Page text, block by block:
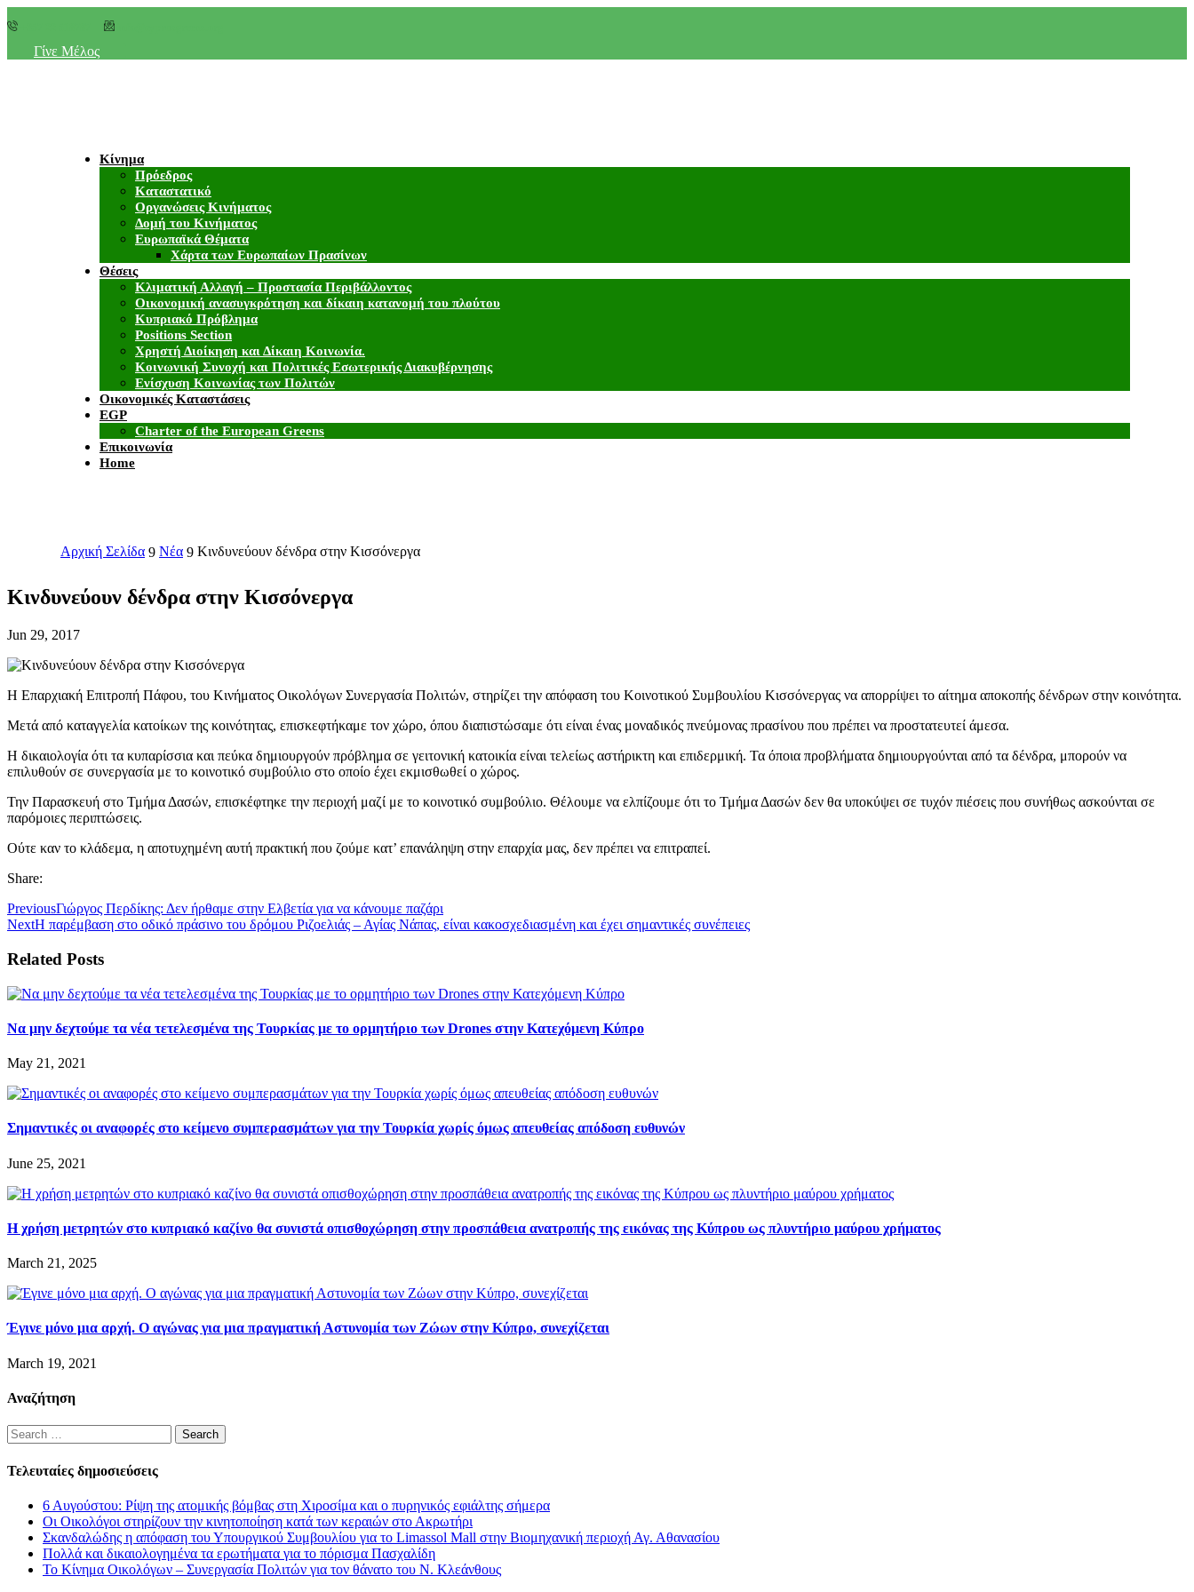
Γίνε Μέλος
Κίνημα
Πρόεδρος
Καταστατικό
Οργανώσεις Κινήματος
Δομή του Κινήματος
Ευρωπαϊκά Θέματα
Χάρτα των Ευρωπαίων Πρασίνων
Θέσεις
Κλιματική Αλλαγή – Προστασία Περιβάλλοντος
Οικονομική ανασυγκρότηση και δίκαιη κατανομή του πλούτου
Κυπριακό Πρόβλημα
Positions Section
Χρηστή Διοίκηση και Δίκαιη Κοινωνία.
Κοινωνική Συνοχή και Πολιτικές Εσωτερικής Διακυβέρνησης
Ενίσχυση Κοινωνίας των Πολιτών
Οικονομικές Καταστάσεις
EGP
Charter of the European Greens
Επικοινωνία
Home
Αρχική Σελίδα 9 Νέα 9 Κινδυνεύουν δένδρα στην Κισσόνεργα
Κινδυνεύουν δένδρα στην Κισσόνεργα
Jun 29, 2017
Η Επαρχιακή Επιτροπή Πάφου, του Κινήματος Οικολόγων Συνεργασία Πολιτών, στηρίζει την απόφαση του Κοινοτικού Συμβουλίου Κισσόνεργας να απορρίψει το αίτημα αποκοπής δένδρων στην κοινότητα.
Μετά από καταγγελία κατοίκων της κοινότητας, επισκεφτήκαμε τον χώρο, όπου διαπιστώσαμε ότι είναι ένας μοναδικός πνεύμονας πρασίνου που πρέπει να προστατευτεί άμεσα.
Η δικαιολογία ότι τα κυπαρίσσια και πεύκα δημιουργούν πρόβλημα σε γειτονική κατοικία είναι τελείως αστήρικτη και επιδερμική. Τα όποια προβλήματα δημιουργούνται από τα δένδρα, μπορούν να
επιλυθούν σε συνεργασία με το κοινοτικό συμβούλιο στο οποίο έχει εκμισθωθεί ο χώρος.
Την Παρασκευή στο Τμήμα Δασών, επισκέφτηκε την περιοχή μαζί με το κοινοτικό συμβούλιο. Θέλουμε να ελπίζουμε ότι το Τμήμα Δασών δεν θα υποκύψει σε τυχόν πιέσεις που συνήθως ασκούνται σε
παρόμοιες περιπτώσεις.
Ούτε καν το κλάδεμα, η αποτυχημένη αυτή πρακτική που ζούμε κατ’ επανάληψη στην επαρχία μας, δεν πρέπει να επιτραπεί.
Share:
PreviousΓιώργος Περδίκης: Δεν ήρθαμε στην Ελβετία για να κάνουμε παζάρι
NextΗ παρέμβαση στο οδικό πράσινο του δρόμου Ριζοελιάς – Αγίας Νάπας, είναι κακοσχεδιασμένη και έχει σημαντικές συνέπειες
Related Posts
Να μην δεχτούμε τα νέα τετελεσμένα της Τουρκίας με το ορμητήριο των Drones στην Κατεχόμενη Κύπρο
May 21, 2021
Σημαντικές οι αναφορές στο κείμενο συμπερασμάτων για την Τουρκία χωρίς όμως απευθείας απόδοση ευθυνών
June 25, 2021
Η χρήση μετρητών στο κυπριακό καζίνο θα συνιστά οπισθοχώρηση στην προσπάθεια ανατροπής της εικόνας της Κύπρου ως πλυντήριο μαύρου χρήματος
March 21, 2025
Έγινε μόνο μια αρχή. Ο αγώνας για μια πραγματική Αστυνομία των Ζώων στην Κύπρο, συνεχίζεται
March 19, 2021
Αναζήτηση
Search
for:
Τελευταίες δημοσιεύσεις
6 Αυγούστου: Ρίψη της ατομικής βόμβας στη Χιροσίμα και ο πυρηνικός εφιάλτης σήμερα
Οι Οικολόγοι στηρίζουν την κινητοποίηση κατά των κεραιών στο Ακρωτήρι
Σκανδαλώδης η απόφαση του Υπουργικού Συμβουλίου για το Limassol Mall στην Βιομηχανική περιοχή Αγ. Αθανασίου
Πολλά και δικαιολογημένα τα ερωτήματα για το πόρισμα Πασχαλίδη
Το Κίνημα Οικολόγων – Συνεργασία Πολιτών για τον θάνατο του Ν. Κλεάνθους